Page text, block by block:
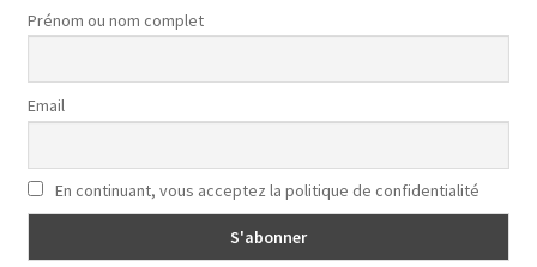
Prénom ou nom complet
Email
En continuant, vous acceptez la politique de confidentialité